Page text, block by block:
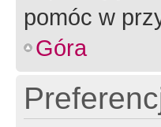
pomóc w
Góra